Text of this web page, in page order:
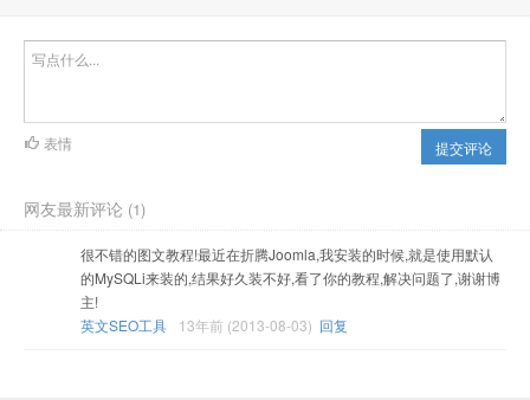
提交评论
表情
网友最新评论 (1)
很不错的图文教程!最近在折腾Joomla,我安装的时候,就是使用默认
的MySQLi来装的,结果好久装不好,看了你的教程,解决问题了,谢谢博
主!
英文SEO工具
13年前 (2013-08-03) 回复